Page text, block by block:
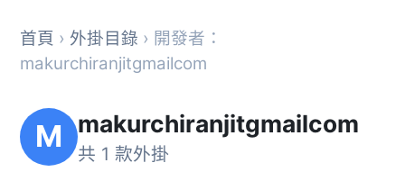
首頁 › 外掛目錄 › 開發者：
makurchiranjitgmailcom
M makurchiranjitgmailcom
共 1 款外掛